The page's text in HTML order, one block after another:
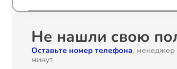
Восстановление щетки
Не нашли свою
Оставьте номер телефона, менеджер
минут